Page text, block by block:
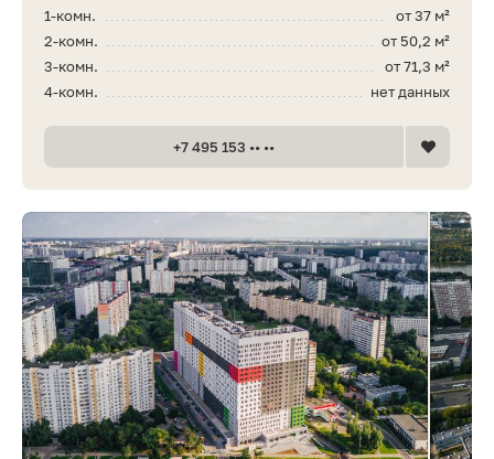
от 37 м²
1-комн.
от 50,2 м²
2-комн.
от 71,3 м²
3-комн.
нет данных
4-комн.
+7 495 153 •• ••